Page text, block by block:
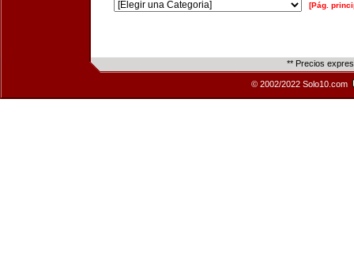
[Pág.
** Precios
© 2002/2022 Solo10.com